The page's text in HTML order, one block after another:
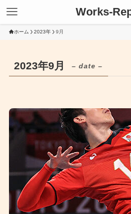
Works-
ホーム 2023年 9月
2023年9月 – date –